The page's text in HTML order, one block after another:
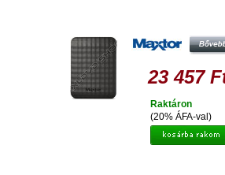
FEKETE
23 457
(20% ÁFA-val)
Raktáron